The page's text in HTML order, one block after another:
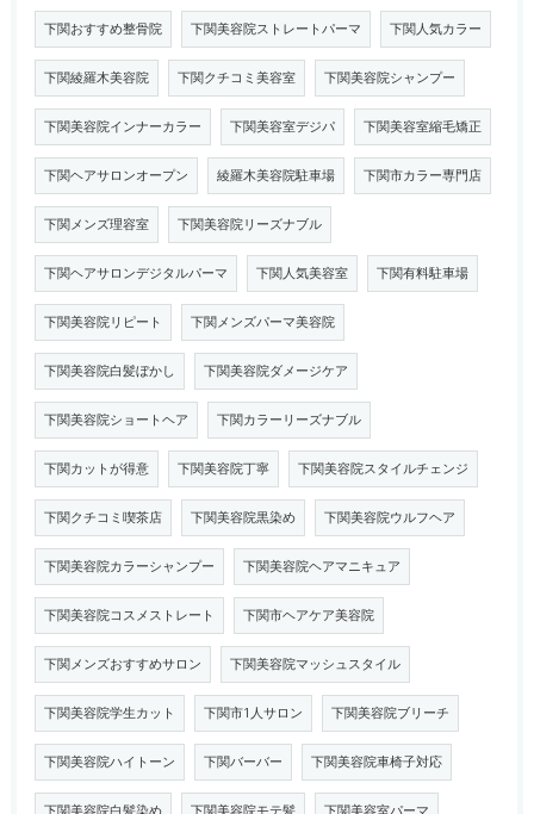
下関おすすめ整骨院 下関美容院ストレートパーマ 下関人気カラー
下関綾羅木美容院 下関クチコミ美容室 下関美容院シャンプー
下関美容院インナーカラー 下関美容室デジパ 下関美容室縮毛矯正
下関ヘアサロンオープン 綾羅木美容院駐車場 下関市カラー専門店
下関メンズ理容室 下関美容院リーズナブル
下関ヘアサロンデジタルパーマ 下関人気美容室 下関有料駐車場
下関美容院リピート 下関メンズパーマ美容院
下関美容院白髪ぼかし 下関美容院ダメージケア
下関美容院ショートヘア 下関カラーリーズナブル
下関カットが得意 下関美容院丁寧 下関美容院スタイルチェンジ
下関クチコミ喫茶店 下関美容院黒染め 下関美容院ウルフヘア
下関美容院カラーシャンプー 下関美容院ヘアマニキュア
下関美容院コスメストレート 下関市ヘアケア美容院
下関メンズおすすめサロン 下関美容院マッシュスタイル
下関美容院学生カット 下関市1人サロン 下関美容院ブリーチ
下関美容院ハイトーン 下関バーバー 下関美容院車椅子対応
下関美容院白髪染め 下関美容院モテ髪 下関美容室パーマ